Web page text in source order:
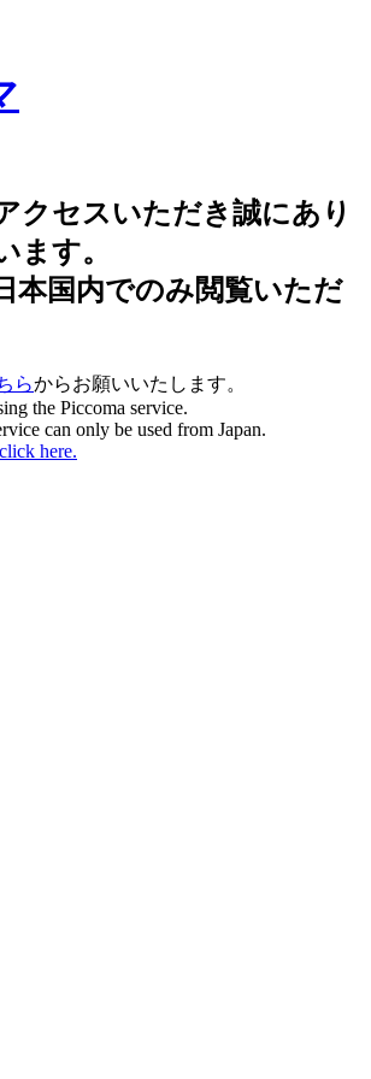
クセスいただき誠にあり
ます。
本国内でのみ閲覧いただ
らからお願いいたします。
the Piccoma service.
can only be used from Japan.
click here.